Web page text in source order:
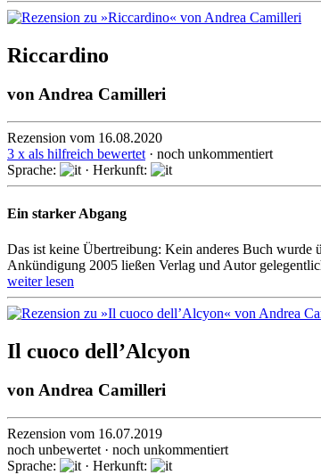
Riccardino
vonAndrea Camilleri
Rezension vom 16.08.2020
3 x als hilfreich bewertet · noch unkommentiert
Sprache:
· Herkunft:
Ein starker Abgang
Das ist keine Übertreibung: Kein anderes Buch wurde
Ankündi­gung 2005 ließen Verlag und Autor
weiter lesen
Il cuoco dell’Alcyon
vonAndrea Camilleri
Rezension vom 16.07.2019
noch unbewertet · noch unkommentiert
Sprache:
· Herkunft: